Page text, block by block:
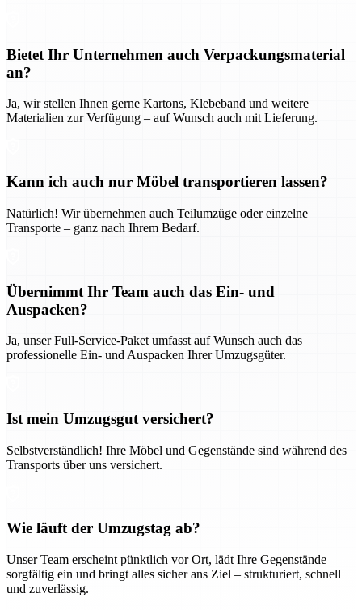
Bietet Ihr Unternehmen auch Verpackungsmaterial
an?
Ja, wir stellen Ihnen gerne Kartons, Klebeband und weitere
Materialien zur Verfügung – auf Wunsch auch mit Lieferung.
Kann ich auch nur Möbel transportieren lassen?
Natürlich! Wir übernehmen auch Teilumzüge oder einzelne
Transporte – ganz nach Ihrem Bedarf.
Übernimmt Ihr Team auch das Ein- und
Auspacken?
Ja, unser Full-Service-Paket umfasst auf Wunsch auch das
professionelle Ein- und Auspacken Ihrer Umzugsgüter.
Ist mein Umzugsgut versichert?
Selbstverständlich! Ihre Möbel und Gegenstände sind während des
Transports über uns versichert.
Wie läuft der Umzugstag ab?
Unser Team erscheint pünktlich vor Ort, lädt Ihre Gegenstände
sorgfältig ein und bringt alles sicher ans Ziel – strukturiert, schnell
und zuverlässig.